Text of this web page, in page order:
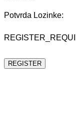
Potvrda Lozinke:
REGISTER